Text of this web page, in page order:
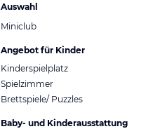
Auswahl
Miniclub
Angebot für Kinder
Kinderspielplatz
Spielzimmer
Brettspiele/ Puzzles
Baby- und Kinderausstattung